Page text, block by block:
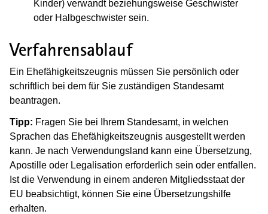
Kinder) verwandt beziehungsweise Geschwister
oder Halbgeschwister sein.
Verfahrensablauf
Ein Ehefähigkeitszeugnis müssen Sie persönlich oder
schriftlich bei dem für Sie zuständigen Standesamt
beantragen.
Tipp: Fragen Sie bei Ihrem Standesamt, in welchen
Sprachen das Ehefähigkeitszeugnis ausgestellt werden
kann. Je nach Verwendungsland kann eine Übersetzung,
Apostille oder Legalisation erforderlich sein oder entfallen.
Ist die Verwendung in einem anderen Mitgliedsstaat der
EU beabsichtigt, können Sie eine Übersetzungshilfe
erhalten.